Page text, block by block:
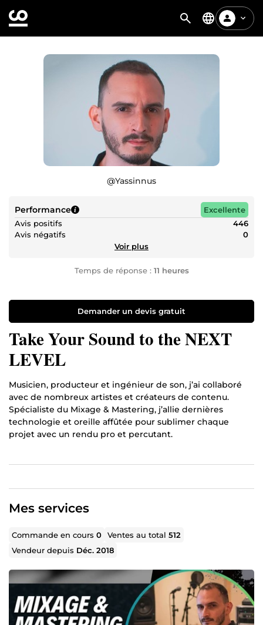
@Yassinnus
Performance
Excellente
Avis positifs
446
Avis négatifs
0
Voir plus
Temps de réponse : 11 heures
Demander un devis gratuit
Take Your Sound to the NEXT
LEVEL
Musicien, producteur et ingénieur de son, j’ai collaboré
avec de nombreux artistes et créateurs de contenu.
Spécialiste du Mixage & Mastering, j’allie dernières
technologie et oreille affûtée pour sublimer chaque
projet avec un rendu pro et percutant.
Mes services
Commande en cours0 Ventes au total512
Vendeur depuis Déc. 2018